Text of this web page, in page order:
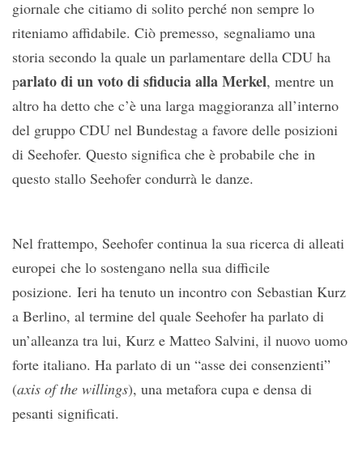
giornale che citiamo di solito perché non sempre lo
riteniamo affidabile. Ciò premesso, segnaliamo una
storia secondo la quale un parlamentare della CDU ha
parlato di un voto di sfiducia alla Merkel, mentre un
altro ha detto che c’è una larga maggioranza all’interno
del gruppo CDU nel Bundestag a favore delle posizioni
di Seehofer. Questo significa che è probabile che in
questo stallo Seehofer condurrà le danze.
Nel frattempo, Seehofer continua la sua ricerca di alleati
europei che lo sostengano nella sua difficile
posizione. Ieri ha tenuto un incontro con Sebastian Kurz
a Berlino, al termine del quale Seehofer ha parlato di
un’alleanza tra lui, Kurz e Matteo Salvini, il nuovo uomo
forte italiano. Ha parlato di un “asse dei consenzienti”
(axis of the willings), una metafora cupa e densa di
pesanti significati.